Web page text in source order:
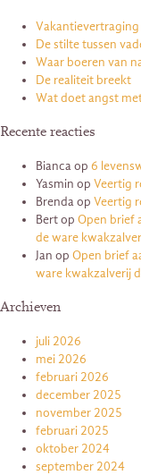
De stilte tussen
Waar boeren van
De realiteit breekt
Wat doet angst
Recente reacties
Biancaop 6
Yasmin op Veertig
Brendaop Veertig
Bertop Open brief
de ware
Jan op Open brief
ware kwakzalverij
Archieven
juli 2026
mei 2026
februari 2026
december 2025
november 2025
februari 2025
oktober 2024
september 2024